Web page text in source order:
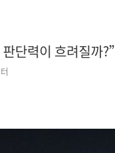
단력이 흐려질까?”